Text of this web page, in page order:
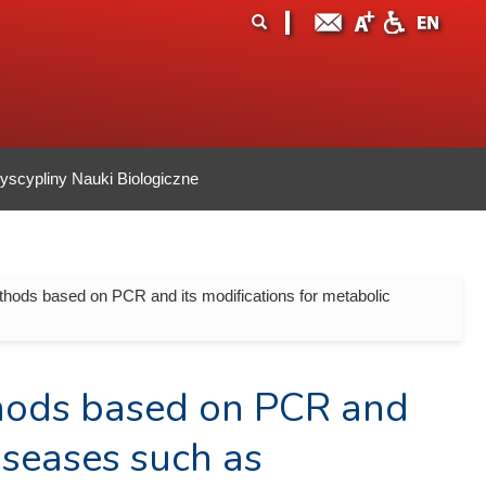
Nauki Biologiczne
based on PCR and its modifications for metabolic
based on PCR and
such as